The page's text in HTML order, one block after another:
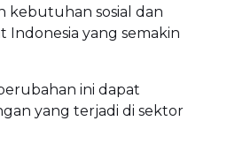
kebutuhan sosial dan
Indonesia yang semakin
ini dapat
yang terjadi di sektor